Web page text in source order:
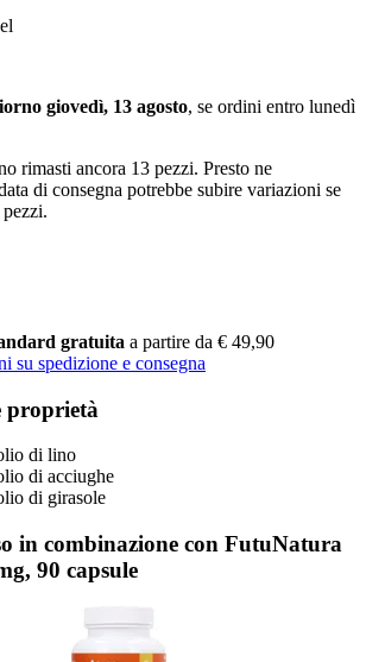
giovedì, 13 agosto, se ordini entro lunedì
rimasti ancora 13 pezzi. Presto ne
di consegna potrebbe subire variazioni se
gratuita a partire da € 49,90
su spedizione e consegna
proprietà
di lino
di acciughe
di girasole
in combinazione con FutuNatura
90 capsule